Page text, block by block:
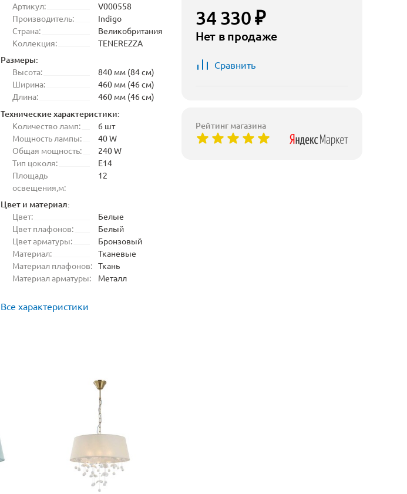
Артикул:
V000558
Производитель:
Indigo
Страна:
Великобритания
Коллекция:
TENEREZZA
Размеры:
Высота:
840 мм (84 см)
Ширина:
460 мм (46 см)
Длина:
460 мм (46 см)
Технические характеристики:
Количество ламп:
6 шт
Мощность лампы:
40 W
Общая мощность:
240 W
Тип цоколя:
E14
Площадь
освещения,м:
12
Цвет и материал:
Цвет:
Белые
Цвет плафонов:
Белый
Цвет арматуры:
Бронзовый
Материал:
Тканевые
Материал плафонов: Ткань
Материал арматуры:
Металл
Все характеристики
34 330 ₽
Нет в продаже
Сравнить
Рейтинг магазина